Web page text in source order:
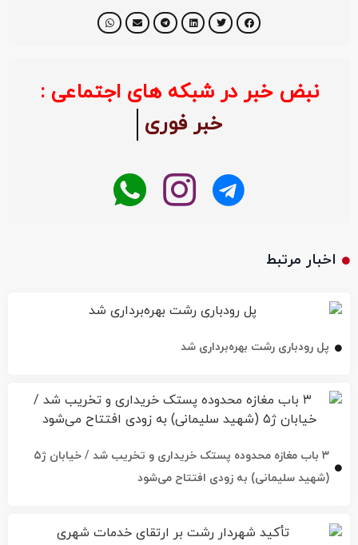
نبض خبر در شبکه های اجتماعی :
خبر فوری
اخبار مرتبط
پل رودباری رشت بهره‌برداری شد
۳ باب مغازه محدوده پستک خریداری و تخریب شد / خیابان ژ۵
(شهید سلیمانی) به زودی افتتاح می‌شود